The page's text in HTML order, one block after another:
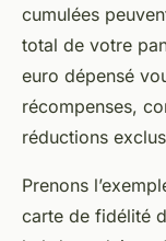
cumulées
total de votre
euro dépensé
récompenses,
réductions
Prenons
carte de fidélité